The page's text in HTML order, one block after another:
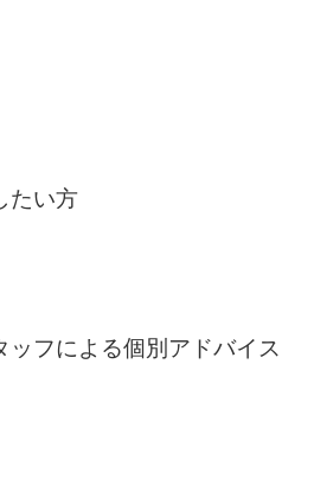
い方
フによる個別アドバイス